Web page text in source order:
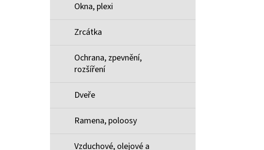
Okna, plexi
Zrcátka
Ochrana, zpevnění,
rozšíření
Dveře
Ramena, poloosy
Vzduchové, olejové a